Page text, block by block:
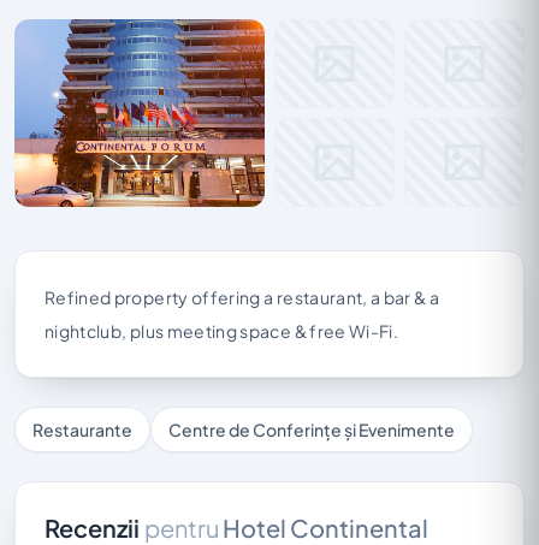
Refined property offering a restaurant, a bar & a
nightclub, plus meeting space & free Wi-Fi.
Restaurante Centre de Conferințe și Evenimente
Recenzii pentru Hotel Continental